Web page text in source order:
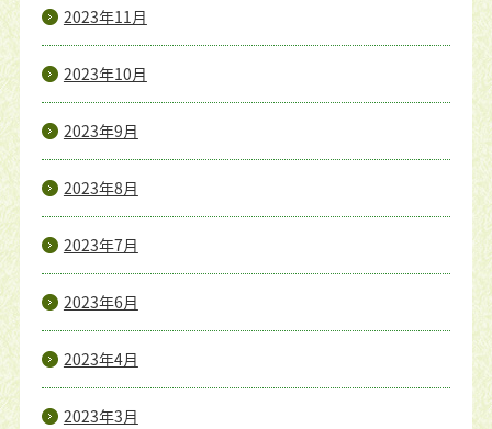
2023年11月
2023年10月
2023年9月
2023年8月
2023年7月
2023年6月
2023年4月
2023年3月